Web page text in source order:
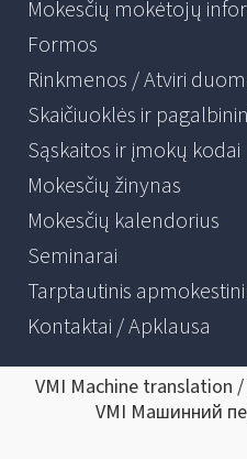
Mokesčių mokėtojų
Formos
Rinkmenos / Atviri
Skaičiuoklės ir
Sąskaitos ir įmokų kodai
Mokesčių žinynas
Mokesčių kalendorius
Seminarai
Tarptautinis
Kontaktai / Apklausa
VMI Machine translation
VMI Машинний